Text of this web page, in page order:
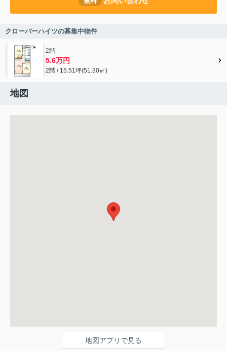
クローバーハイツの募集中物件
2階
5.6万円
2階 / 15.51坪(51.30㎡)
地図
地図アプリで見る